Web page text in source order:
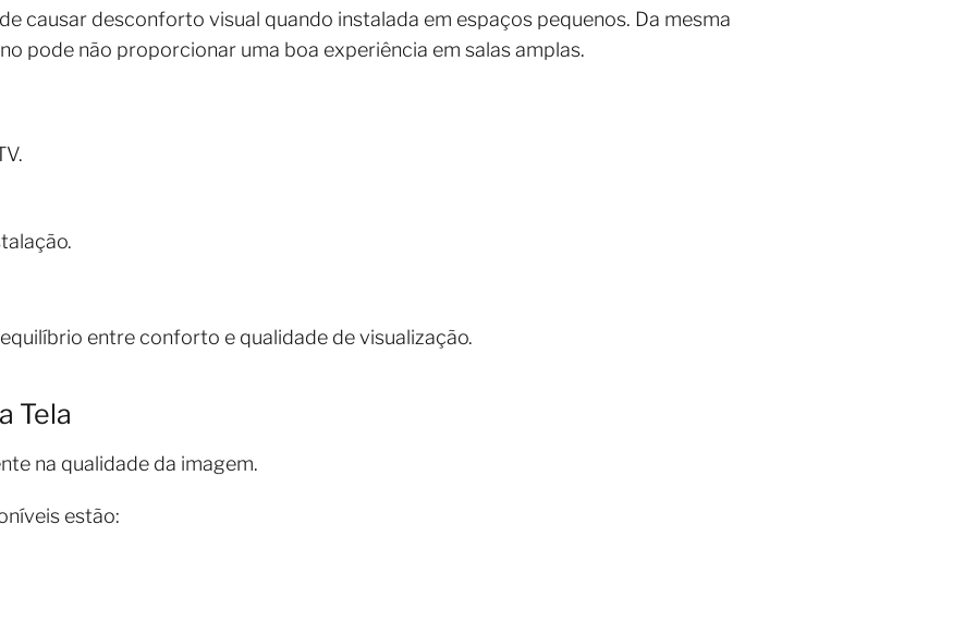
causar desconforto visual quando instalada em espaços pequenos. Da mesma
pode não proporcionar uma boa experiência em salas amplas.
entre conforto e qualidade de visualização.
Tela
na qualidade da imagem.
estão: